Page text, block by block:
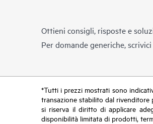
Ottieni consigli, risposte e
Per domande generiche,
*Tutti i prezzi mostrati sono
transazione stabilito dal
si riserva il diritto di applicare
disponibilità limitata di prodotti,